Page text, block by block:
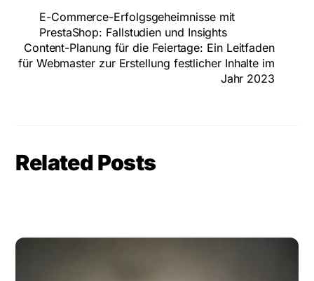
E-Commerce-Erfolgsgeheimnisse mit
PrestaShop: Fallstudien und Insights
Content-Planung für die Feiertage: Ein Leitfaden
für Webmaster zur Erstellung festlicher Inhalte im
Jahr 2023
Related Posts